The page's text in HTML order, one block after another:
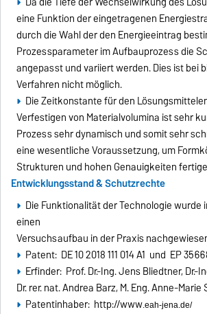
eine Funktion der eingetragenen
durch die Wahl der den Energieeintrag
Prozessparameter im Aufbauprozess die
angepasst und variiert werden. Dies ist bei
Verfahren nicht möglich.
Die Zeitkonstante für den
Verfestigen von Materialvolumina ist sehr
Prozess sehr dynamisch und somit sehr
eine wesentliche Voraussetzung, um
Strukturen und hohen Genauigkeiten
Entwicklungsstand & Schutzrechte
Die Funktionalität der Technologie wurde
einen
Versuchsaufbau in der Praxis
Patent: DE 10 2018 111 014 A1 und EP
Erfinder: Prof. Dr.-Ing. Jens Bliedtner, Dr.-
Dr. rer. nat. Andrea Barz, M. Eng. Anne-
Patentinhaber: http://www.eah-jena.de/